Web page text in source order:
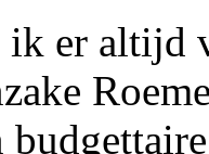
er altijd